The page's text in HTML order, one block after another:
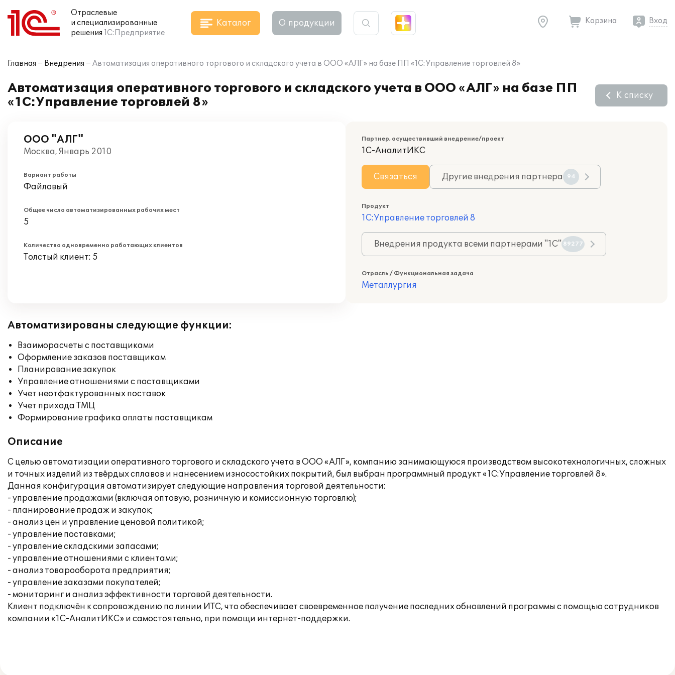
Отраслевые
и специализированные
решения 1С:Предприятие
Каталог О продукции Корзина Вход
Главная Внедрения Автоматизация оперативного торгового и складского учета в ООО «АЛГ» на базе ПП «1С:Управление торговлей 8»
Автоматизация оперативного торгового и складского учета в ООО «АЛГ» на базе ПП
«1С:Управление торговлей 8»
К списку
ООО "АЛГ"
Москва, Январь 2010
Вариант работы
Файловый
Общее число автоматизированных рабочих мест
5
Количество одновременно работающих клиентов
Толстый клиент: 5
Партнер, осуществивший внедрение/проект
1С-АналитИКС
Связаться Другие внедрения партнера 94
Продукт
1С:Управление торговлей 8
Внедрения продукта всеми партнерами "1С" 89277
Отрасль / Функциональная задача
Металлургия
Автоматизированы следующие функции:
Взаиморасчеты с поставщиками
Оформление заказов поставщикам
Планирование закупок
Управление отношениями с поставщиками
Учет неотфактурованных поставок
Учет прихода ТМЦ
Формирование графика оплаты поставщикам
Описание
С целью автоматизации оперативного торгового и складского учета в ООО «АЛГ», компанию занимающуюся производством высокотехнологичных, сложных
и точных изделий из твёрдых сплавов и нанесением износостойких покрытий, был выбран программный продукт «1С:Управление торговлей 8».
Данная конфигурация автоматизирует следующие направления торговой деятельности:
- управление продажами (включая оптовую, розничную и комиссионную торговлю);
- планирование продаж и закупок;
- анализ цен и управление ценовой политикой;
- управление поставками;
- управление складскими запасами;
- управление отношениями с клиентами;
- анализ товарооборота предприятия;
- управление заказами покупателей;
- мониторинг и анализ эффективности торговой деятельности.
Клиент подключён к сопровождению по линии ИТС, что обеспечивает своевременное получение последних обновлений программы с помощью сотрудников
компании «1С-АналитИКС» и самостоятельно, при помощи интернет-поддержки.